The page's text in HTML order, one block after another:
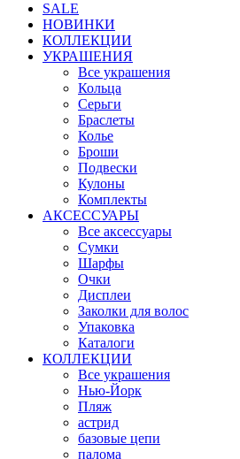
SALE
НОВИНКИ
КОЛЛЕКЦИИ
УКРАШЕНИЯ
Все украшения
Кольца
Серьги
Браслеты
Колье
Броши
Подвески
Кулоны
Комплекты
АКСЕССУАРЫ
Все аксессуары
Сумки
Шарфы
Очки
Дисплеи
Заколки для волос
Упаковка
Каталоги
КОЛЛЕКЦИИ
Все украшения
Нью-Йорк
Пляж
астрид
базовые цепи
палома